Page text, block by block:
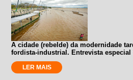
A cidade (rebelde) da modernidade
fordista-industrial. Entrevista
LER MAIS